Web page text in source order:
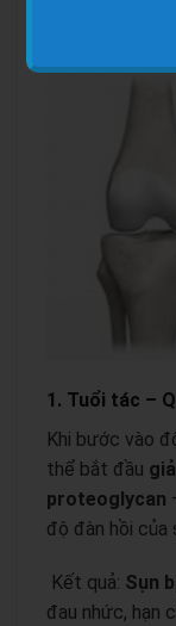
1. Tuổi tác –
Khi bước vào
thể bắt đầu
proteoglycan
độ đàn hồi của
Kết quả: Sụn
đau nhức, hạn